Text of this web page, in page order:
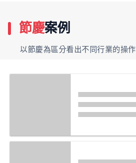
節慶案例
以節慶為區分看出不同行業的操作